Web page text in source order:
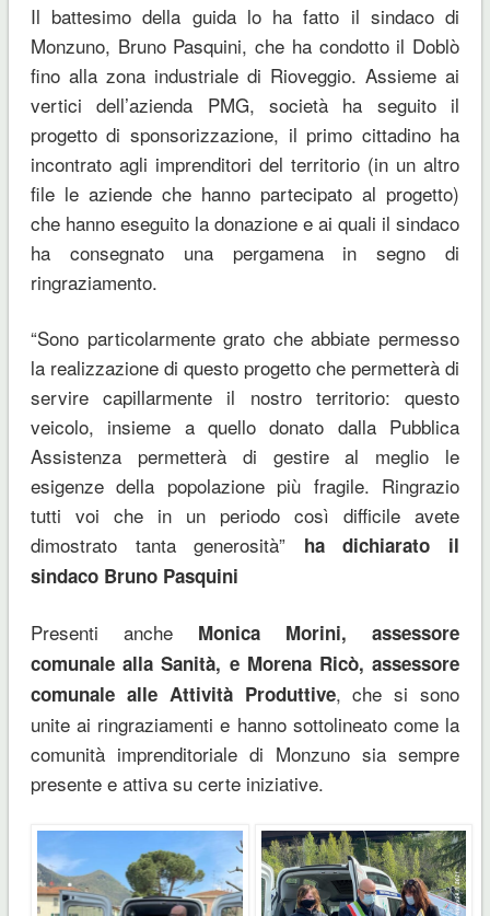
Il battesimo della guida lo ha fatto il sindaco di
Monzuno, Bruno Pasquini, che ha condotto il Doblò
fino alla zona industriale di Rioveggio. Assieme ai
vertici dell’azienda PMG, società ha seguito il
progetto di sponsorizzazione, il primo cittadino ha
incontrato agli imprenditori del territorio (in un altro
file le aziende che hanno partecipato al progetto)
che hanno eseguito la donazione e ai quali il sindaco
ha consegnato una pergamena in segno di
ringraziamento.
“Sono particolarmente grato che abbiate permesso
la realizzazione di questo progetto che permetterà di
servire capillarmente il nostro territorio: questo
veicolo, insieme a quello donato dalla Pubblica
Assistenza permetterà di gestire al meglio le
esigenze della popolazione più fragile. Ringrazio
tutti voi che in un periodo così difficile avete
dimostrato tanta generosità” ha dichiarato il
sindaco Bruno Pasquini
Presenti anche Monica Morini, assessore
comunale alla Sanità, e Morena Ricò, assessore
comunale alle Attività Produttive, che si sono
unite ai ringraziamenti e hanno sottolineato come la
comunità imprenditoriale di Monzuno sia sempre
presente e attiva su certe iniziative.